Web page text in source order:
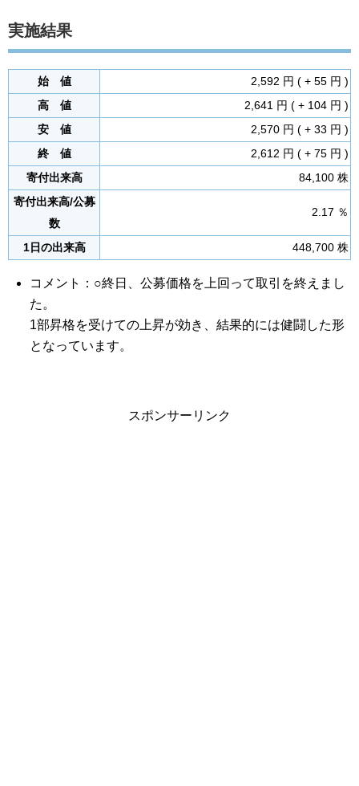
実施結果
始 値
2,592 円 ( + 55 円 )
高 値
2,641 円 ( + 104 円 )
安 値
2,570 円 ( + 33 円 )
終 値
2,612 円 ( + 75 円 )
寄付出来高
84,100 株
寄付出来高/公募
数
2.17 ％
1日の出来高 448,700 株
コメント：○終日、公募価格を上回って取引を終えまし
た。
1部昇格を受けての上昇が効き、結果的には健闘した形
となっています。
スポンサーリンク